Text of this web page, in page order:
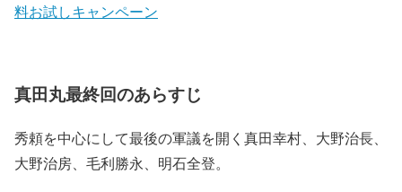
料お試しキャンペーン
真田丸最終回のあらすじ
秀頼を中心にして最後の軍議を開く真田幸村、大野治長、
大野治房、毛利勝永、明石全登。